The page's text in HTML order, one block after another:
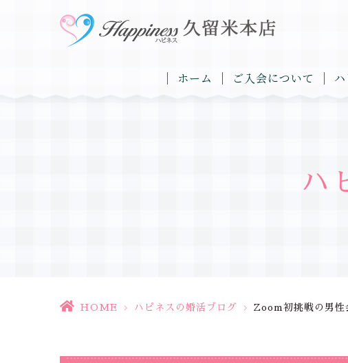
ホーム ご入会について
ハ
HOME > ハピネスの婚活ブログ > Zoom初挑戦の男性